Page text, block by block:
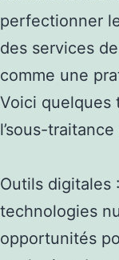
perfectionner
des services
comme une
Voici quelques
l’sous-
Outils digitales
technologies
opportunités